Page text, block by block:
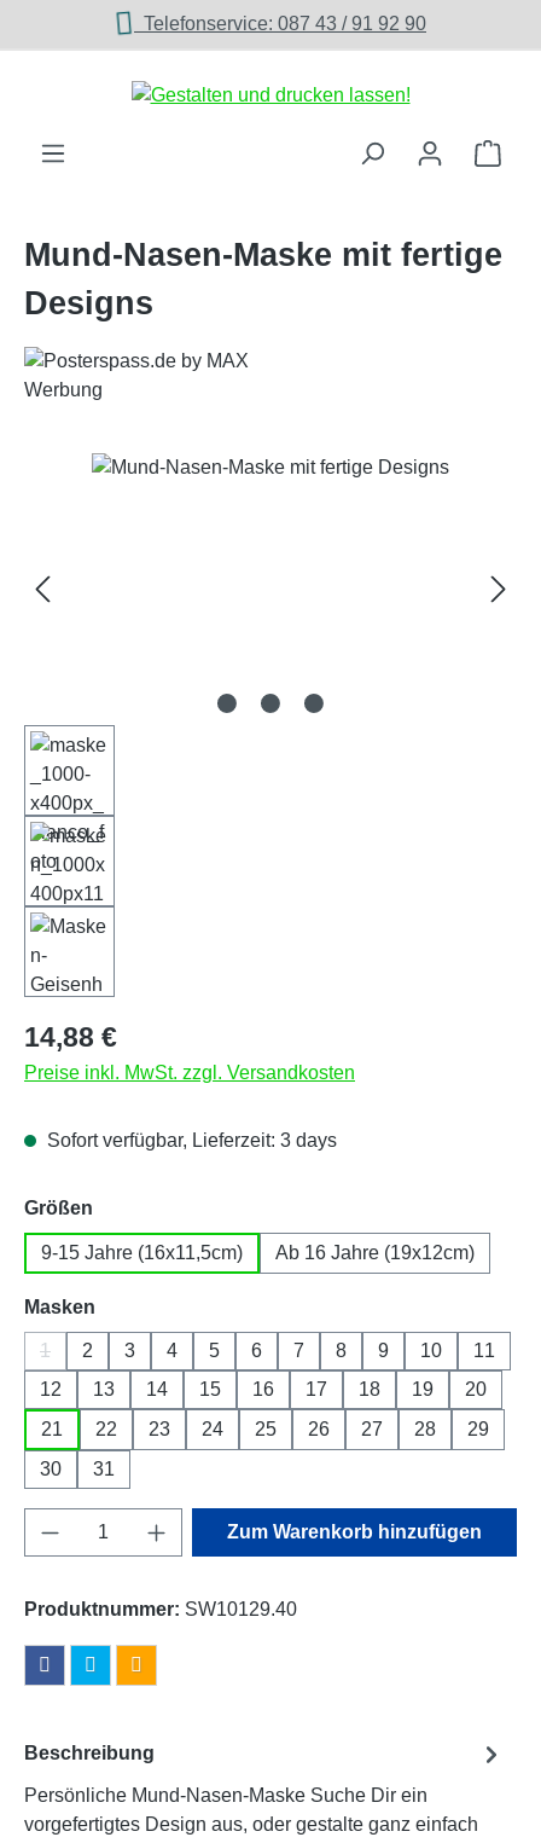
Zum Hauptinhalt springenTelefonservice: 087 43 / 91 92 90
Mund-Nasen-Maske mit fertige
Designs
Bildergalerie überspringen
Regulärer Preis:
14,88 €
Preise inkl. MwSt. zzgl. Versandkosten
Sofort verfügbar, Lieferzeit: 3 days
Größen
9-15 Jahre (16x11,5cm) Ab 16 Jahre (19x12cm)
Masken
1
(Diese Option ist zurzeit nicht verfügbar.)
2 3 4 5 6 7 8 9 10
11
12
13 14 15 16 17 18 19
20
21
22 23 24 25 26 27 28
29
30
31
Produkt Anzahl: Gib den gewünschten
Zum Warenkorb hinzufügen
Produktnummer: SW10129.40
Beschreibung
Persönliche Mund-Nasen-Maske Suche Dir ein
vorgefertigtes Design aus, oder gestalte ganz einfach